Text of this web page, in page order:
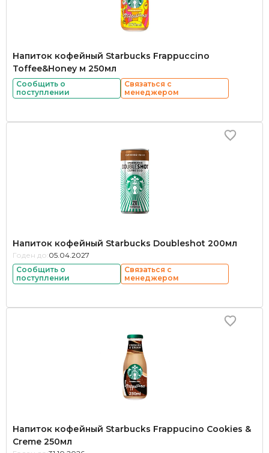
Напиток кофейный Starbucks Frappuccino
Toffee&Honey м 250мл
Сообщить о
поступлении
Связаться с
менеджером
Напиток кофейный Starbucks Doubleshot 200мл
Годен до: 05.04.2027
Сообщить о
поступлении
Связаться с
менеджером
Напиток кофейный Starbucks Frappucino Cookies &
Creme 250мл